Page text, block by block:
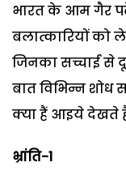
भारत के आम गैर
बलात्कारियों को
जिनका सच्चाई से
बात विभिन्न शोध
क्या हैं आइये देखते
भ्रांति-1